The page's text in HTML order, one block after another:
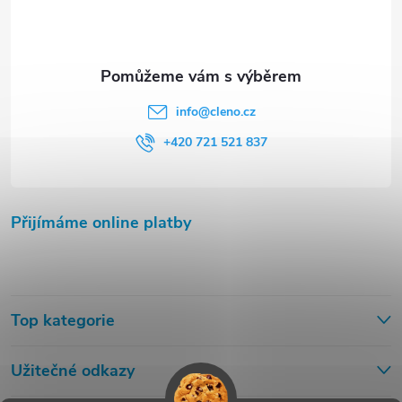
info@cleno.cz
+420 721 521 837
Přijímáme online platby
Top kategorie
Užitečné odkazy